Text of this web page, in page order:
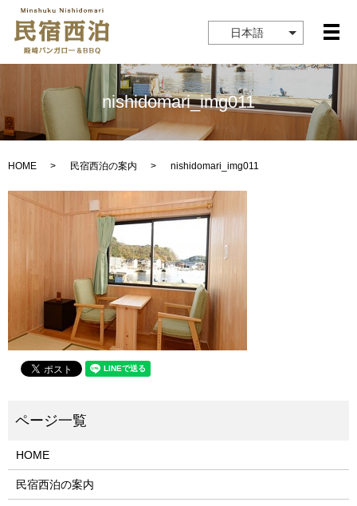
日本語 メ
nishidomari_img011
HOME 民宿西泊の案内 nishidomari_img011
HOME
民宿西泊の案内